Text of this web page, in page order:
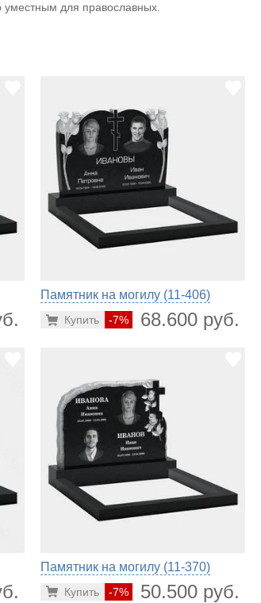
для православных.
Памятник на могилу (11-406)
-7% 68.600 руб.
Купить
Памятник на могилу (11-370)
-7% 50.500 руб.
Купить